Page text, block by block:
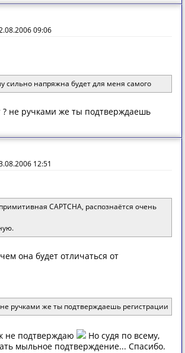
09:06
сильно напряжна будет для меня самого
? не ручками же ты подтверждаешь
12:51
CAPTCHA, распознаётся очень
она будет отличаться от
ручками же ты подтверждаешь регистрации
не подтверждаю
Но судя по всему,
мыльное подтверждение... Спасибо.